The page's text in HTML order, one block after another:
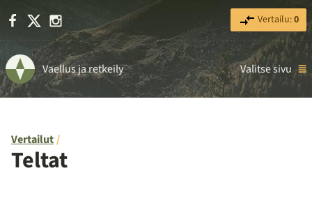
Facebook Instagram Vertailu:0
Vaellus ja retkeily Valitse sivu
Vertailut
Teltat